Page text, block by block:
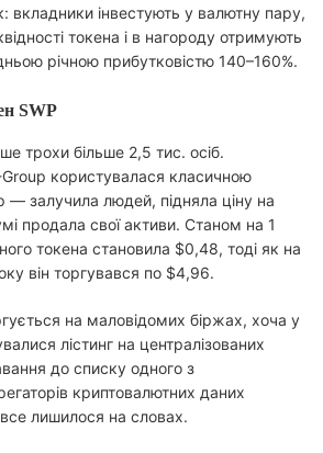
вкладники інвестують у валютну пару,
токена і в нагороду отримують
річною прибутковістю 140–160%.
SWP
трохи більше 2,5 тис. осіб.
користувалася класичною
залучила людей, підняла ціну на
продала свої активи. Станом на 1
токена становила $0,48, тоді як на
він торгувався по $4,96.
на маловідомих біржах, хоча у
лістинг на централізованих
до списку одного з
криптовалютних даних
лишилося на словах.